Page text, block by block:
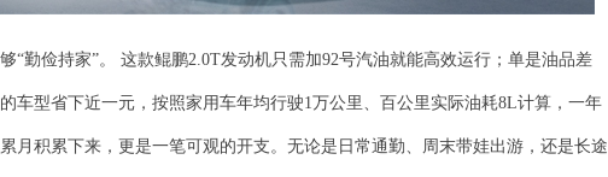
“勤俭持家”。 这款鲲鹏2.0T发动机只需加92号汽油就能高效运行；单是油品差
车型省下近一元，按照家用车年均行驶1万公里、百公里实际油耗8L计算，一年
月积累下来，更是一笔可观的开支。无论是日常通勤、周末带娃出游，还是长途